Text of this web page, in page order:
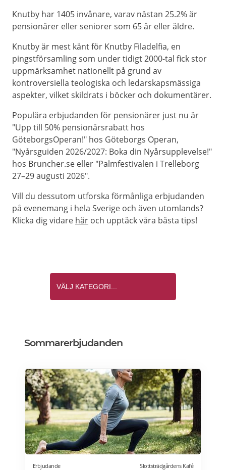
Knutby har 1405 invånare, varav nästan 25.2% är
pensionärer eller seniorer som 65 år eller äldre.
Knutby är mest känt för Knutby Filadelfia, en
pingstförsamling som under tidigt 2000-tal fick stor
uppmärksamhet nationellt på grund av
kontroversiella teologiska och ledarskapsmässiga
aspekter, vilket skildrats i böcker och dokumentärer.
Populära erbjudanden för pensionärer just nu är
"Upp till 50% pensionärsrabatt hos
GöteborgsOperan!" hos Göteborgs Operan,
"Nyårsguiden 2026/2027: Boka din Nyårsupplevelse!"
hos Bruncher.se eller "Palmfestivalen i Trelleborg
27–29 augusti 2026".
Vill du dessutom utforska förmånliga erbjudanden
på evenemang i hela Sverige och även utomlands?
Klicka dig vidare här och upptäck våra bästa tips!
Sommarerbjudanden
Erbjudande Slottsträdgårdens Kafé